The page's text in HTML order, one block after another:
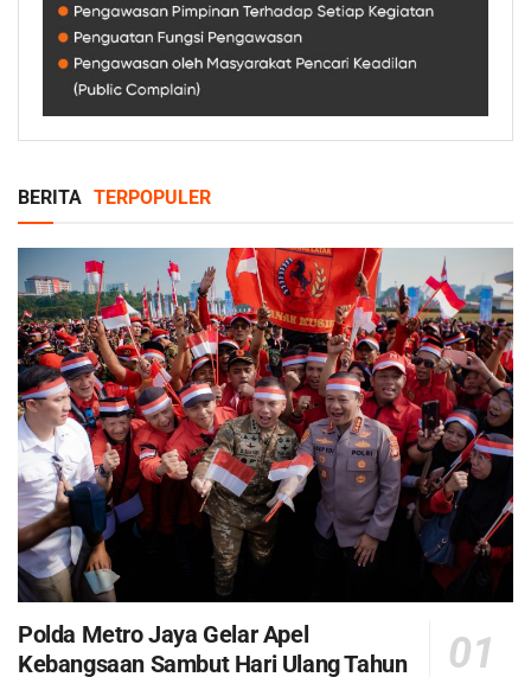
BERITA TERPOPULER
Polda Metro Jaya Gelar Apel
Kebangsaan Sambut Hari Ulang Tahun